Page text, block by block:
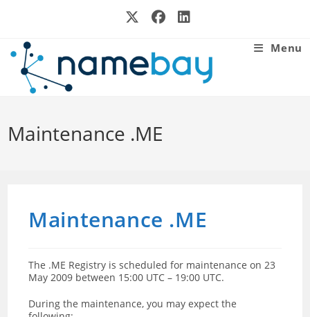
Menu
Maintenance .ME
Maintenance .ME
The .ME Registry is scheduled for maintenance on 23
May 2009 between 15:00 UTC – 19:00 UTC.
During the maintenance, you may expect the